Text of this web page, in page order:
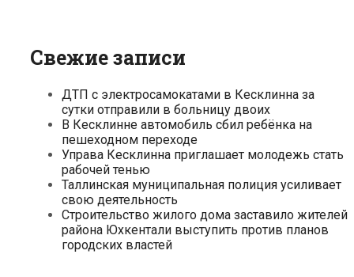
Свежие записи
ДТП с электросамокатами в Кесклинна за
сутки отправили в больницу двоих
В Кесклинне автомобиль сбил ребёнка на
пешеходном переходе
Управа Кесклинна приглашает молодежь стать
рабочей тенью
Таллинская муниципальная полиция усиливает
свою деятельность
Строительство жилого дома заставило жителей
района Юхкентали выступить против планов
городских властей